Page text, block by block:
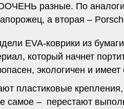
разные. По
а вторая –
EVA-коврики из
который начнет
экологичен и
пластиковые
самое – перестают